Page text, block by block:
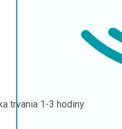
trvania 1-3 hodiny